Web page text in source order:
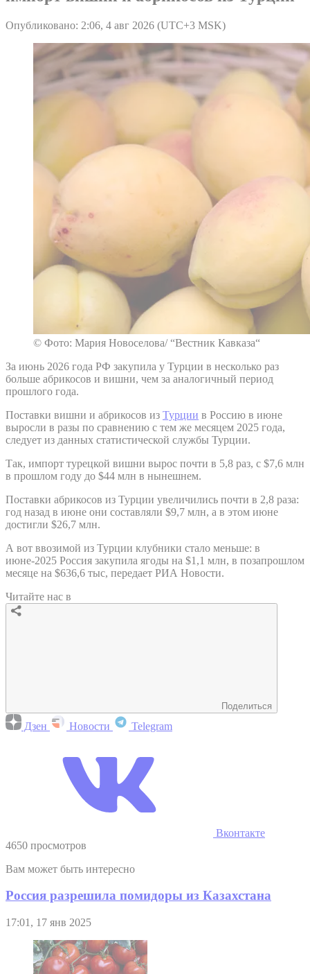
Опубликовано: 2:06, 4 авг 2026 (UTC+3 MSK)
© Фото: Мария Новоселова/ “Вестник Кавказа“
За июнь 2026 года РФ закупила у Турции в несколько раз
больше абрикосов и вишни, чем за аналогичный период
прошлого года.
Поставки вишни и абрикосов из Турции в Россию в июне
выросли в разы по сравнению с тем же месяцем 2025 года,
следует из данных статистической службы Турции.
Так, импорт турецкой вишни вырос почти в 5,8 раз, с $7,6 млн
в прошлом году до $44 млн в нынешнем.
Поставки абрикосов из Турции увеличились почти в 2,8 раза:
год назад в июне они составляли $9,7 млн, а в этом июне
достигли $26,7 млн.
А вот ввозимой из Турции клубники стало меньше: в
июне-2025 Россия закупила ягоды на $1,1 млн, в позапрошлом
месяце на $636,6 тыс, передает РИА Новости.
Читайте нас в
Поделиться
Дзен Новости Telegram
Вконтакте
4650 просмотров
Вам может быть интересно
Россия разрешила помидоры из Казахстана
17:01, 17 янв 2025